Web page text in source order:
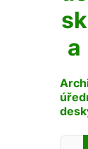
sk
a